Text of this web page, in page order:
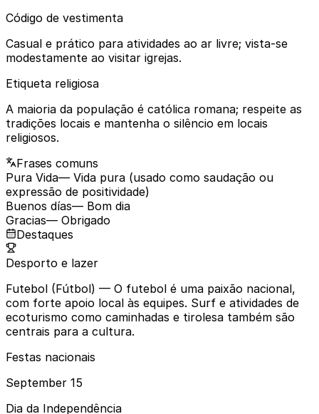
Código de vestimenta
Casual e prático para atividades ao ar livre; vista-se
modestamente ao visitar igrejas.
Etiqueta religiosa
A maioria da população é católica romana; respeite as
tradições locais e mantenha o silêncio em locais
religiosos.
Frases comuns
Pura Vida— Vida pura (usado como saudação ou
expressão de positividade)
Buenos días— Bom dia
Gracias— Obrigado
Destaques
Desporto e lazer
Futebol (Fútbol) — O futebol é uma paixão nacional,
com forte apoio local às equipes. Surf e atividades de
ecoturismo como caminhadas e tirolesa também são
centrais para a cultura.
Festas nacionais
September 15
Dia da Independência